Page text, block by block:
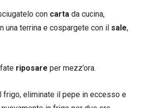
con carta da cucina,
una terrina e cospargete con il sale,
riposare per mezz’ora.
frigo, eliminate il pepe in eccesso e